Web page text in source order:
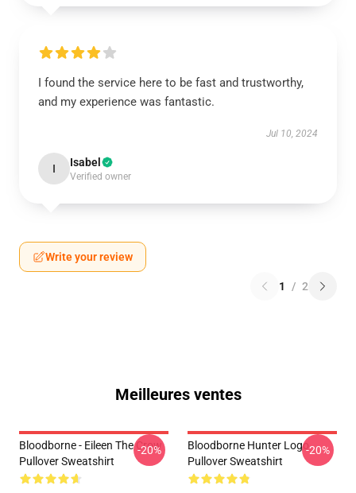
I found the service here to be fast and trustworthy,
and my experience was fantastic.
Jul 10, 2024
I Isabel
Verified owner
Write your review
1 / 2
Meilleures ventes
Bloodborne - Eileen The Crow
Pullover Sweatshirt
-20%
Bloodborne Hunter Logo
Pullover Sweatshirt
-20%